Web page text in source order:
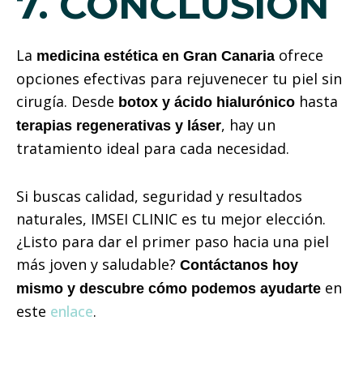
La medicina estética en Gran Canaria ofrece
opciones efectivas para rejuvenecer tu piel sin
cirugía. Desde botox y ácido hialurónico hasta
terapias regenerativas y láser, hay un
tratamiento ideal para cada necesidad.
Si buscas calidad, seguridad y resultados
naturales, IMSEI CLINIC es tu mejor elección.
¿Listo para dar el primer paso hacia una piel
más joven y saludable? Contáctanos hoy
mismo y descubre cómo podemos ayudarte en
este enlace.